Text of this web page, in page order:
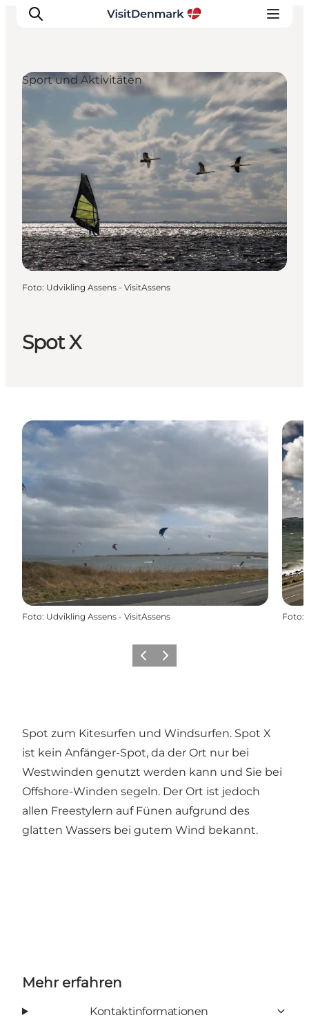
Inspiration
Regionen
Erlebnisse
Unterkünfte
Reiseplanung
Spot X
Sport und Aktivitäten
Foto: Udvikling Assens - VisitAssens
Foto: Udvikling Assens - VisitAssens Foto:
ZurückWeiter
Spot zum Kitesurfen und Windsurfen. Spot X
ist kein Anfänger-Spot, da der Ort nur bei
Westwinden genutzt werden kann und Sie bei
Offshore-Winden segeln. Der Ort ist jedoch
allen Freestylern auf Fünen aufgrund des
glatten Wassers bei gutem Wind bekannt.
Mehr erfahren
Kontaktinformationen